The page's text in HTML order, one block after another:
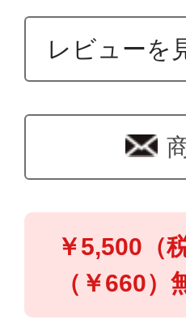
レビューを
￥5,500（
（￥660